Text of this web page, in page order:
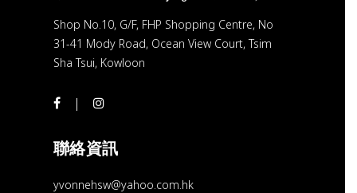
Shop No.10, G/F, FHP Shopping Centre, No
31-41 Mody Road, Ocean View Court, Tsim
Sha Tsui, Kowloon
聯絡資訊
yvonnehsw@yahoo.com.hk